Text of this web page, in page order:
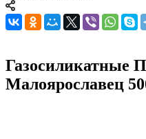
Газосиликатные
Малоярославец